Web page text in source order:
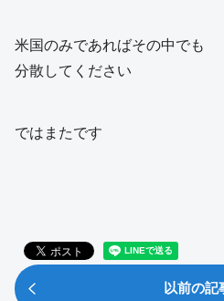
米国のみであればその中でも
分散してください
ではまたです
以前の記